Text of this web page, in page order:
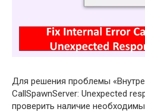
Для решения проблемы
CallSpawnServer: Unexpected
проверить наличие